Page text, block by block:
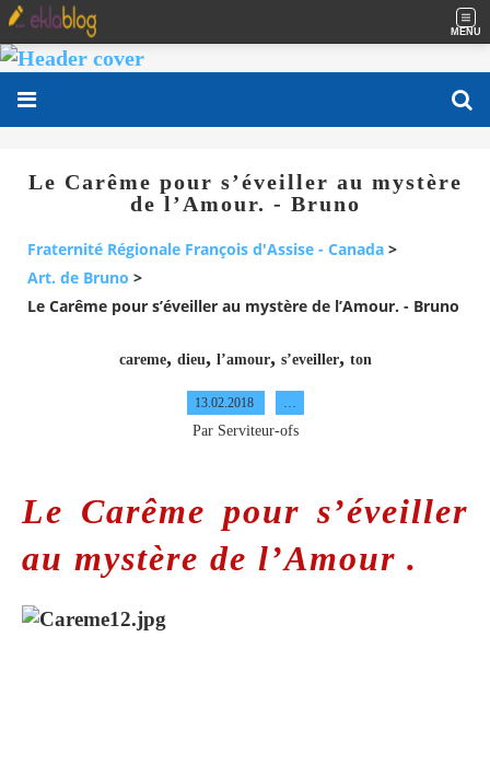
MENU
Le Carême pour s’éveiller au mystère
de l’Amour. - Bruno
Fraternité Régionale François d'Assise - Canada >
Art. de Bruno >
Le Carême pour s’éveiller au mystère de l’Amour. - Bruno
careme, dieu, l’amour, s’eveiller, ton
13.02.2018
Par Serviteur-ofs
Le Carême pour s’éveiller
au mystère de l’Amour .